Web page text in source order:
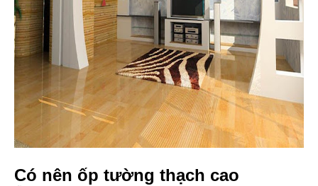
Có nên ốp tường thạch cao